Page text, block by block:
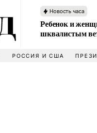
Новость часа
Ребенок и
шквалистым
РОССИЯ И США